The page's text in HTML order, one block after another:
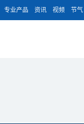
专业产品 资讯 视频 节气